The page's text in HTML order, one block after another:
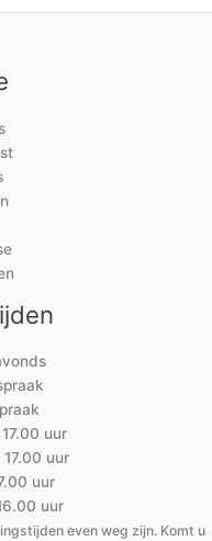
uur
uur
uur
uur
even weg zijn. Komt u